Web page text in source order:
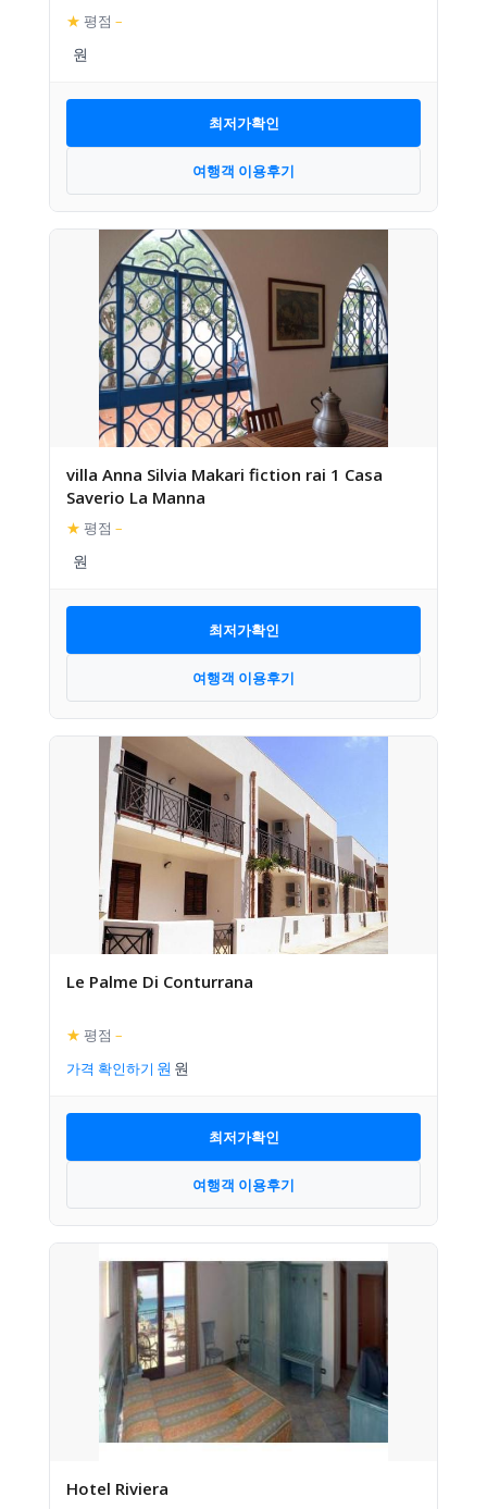
★ 평점 –
최저가확인
여행객 이용후기
villa Anna Silvia Makari fiction rai 1 Casa
Saverio La Manna
★ 평점 –
최저가확인
여행객 이용후기
Le Palme Di Conturrana
★ 평점 –
가격 확인하기
최저가확인
여행객 이용후기
Hotel Riviera